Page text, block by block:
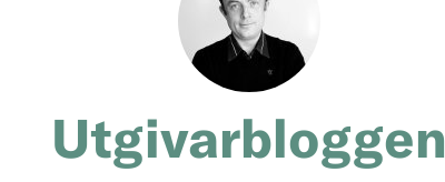
Utgivarbloggen